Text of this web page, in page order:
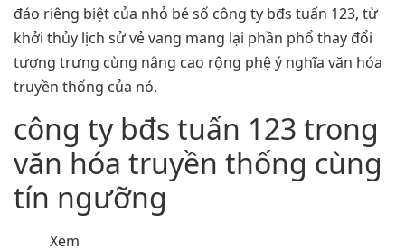
đáo riêng biệt của nhỏ bé số công ty bđs tuấn 123, từ
khởi thủy lịch sử vẻ vang mang lại phần phổ thay đổi
tượng trưng cùng nâng cao rộng phệ ý nghĩa văn hóa
truyền thống của nó.
công ty bđs tuấn 123 trong
văn hóa truyền thống cùng
tín ngưỡng
Xem